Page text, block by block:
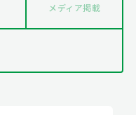
メディア掲載